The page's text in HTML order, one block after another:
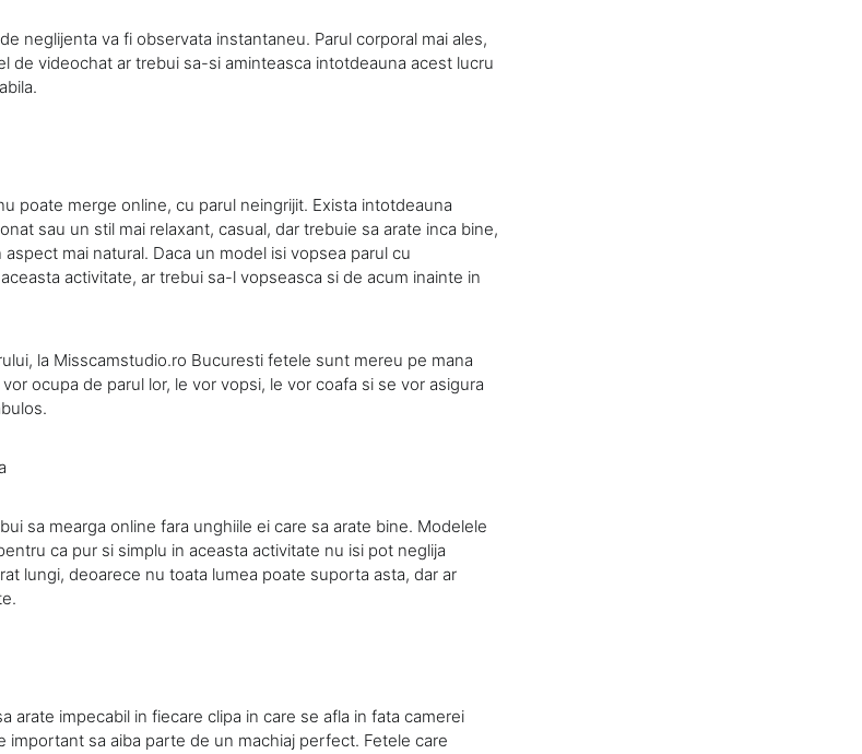
neglijenta va fi observata instantaneu. Parul corporal mai ales,
de videochat ar trebui sa-si aminteasca intotdeauna acest lucru
poate merge online, cu parul neingrijit. Exista intotdeauna
sau un stil mai relaxant, casual, dar trebuie sa arate inca bine,
mai natural. Daca un model isi vopsea parul cu
activitate, ar trebui sa-l vopseasca si de acum inainte in
la Misscamstudio.ro Bucuresti fetele sunt mereu pe mana
ocupa de parul lor, le vor vopsi, le vor coafa si se vor asigura
sa mearga online fara unghiile ei care sa arate bine. Modelele
ca pur si simplu in aceasta activitate nu isi pot neglija
lungi, deoarece nu toata lumea poate suporta asta, dar ar
arate impecabil in fiecare clipa in care se afla in fata camerei
sa aiba parte de un machiaj perfect. Fetele care